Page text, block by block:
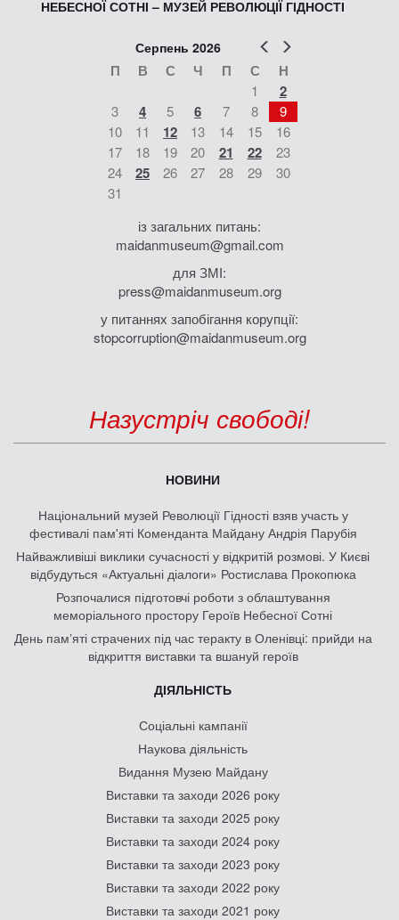
НЕБЕСНОЇ СОТНІ – МУЗЕЙ РЕВОЛЮЦІЇ ГІДНОСТІ
Попер
Серпень 2026
П В С Ч П С Н
1 2
3 4 5 6 7 8
9
10
11 12 13 14 15
16
17
18 19 20 21 22
23
24
25 26 27 28 29
30
31
із загальних питань:
maidanmuseum@gmail.com
для ЗМІ:
press@maidanmuseum.org
у питаннях запобігання корупції:
stopcorruption@maidanmuseum.org
Назустріч свободі!
НОВИНИ
Національний музей Революції Гідності взяв участь у
фестивалі пам'яті Коменданта Майдану Андрія Парубія
Найважливіші виклики сучасності у відкритій розмові. У Києві
відбудуться «Актуальні діалоги» Ростислава Прокопюка
Розпочалися підготовчі роботи з облаштування
меморіального простору Героїв Небесної Сотні
День памʼяті страчених під час теракту в Оленівці: прийди на
відкриття виставки та вшануй героїв
ДІЯЛЬНІСТЬ
Соціальні кампанії
Наукова діяльність
Видання Музею Майдану
Виставки та заходи 2026 року
Виставки та заходи 2025 року
Виставки та заходи 2024 року
Виставки та заходи 2023 року
Виставки та заходи 2022 року
Виставки та заходи 2021 року